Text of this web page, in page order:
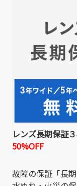
レンズ長期保証
50%OFF
故障の保証「長